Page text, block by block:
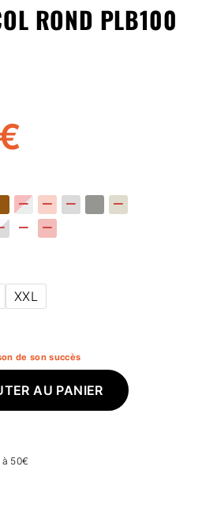
ROND PLB100
XXL
de son succès
AU PANIER
50€